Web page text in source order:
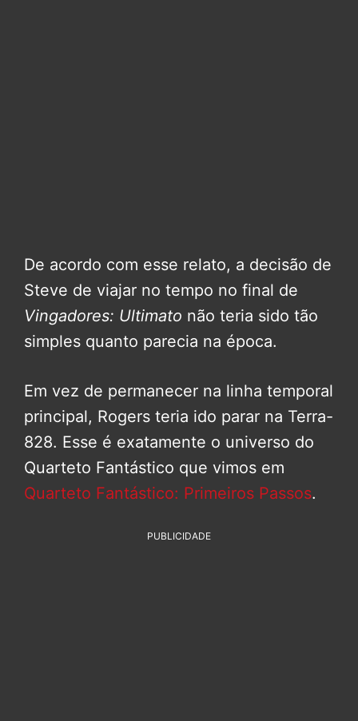
De acordo com esse relato, a decisão de
Steve de viajar no tempo no final de
Vingadores: Ultimato não teria sido tão
simples quanto parecia na época.
Em vez de permanecer na linha temporal
principal, Rogers teria ido parar na Terra-
828. Esse é exatamente o universo do
Quarteto Fantástico que vimos em
Quarteto Fantástico: Primeiros Passos.
PUBLICIDADE